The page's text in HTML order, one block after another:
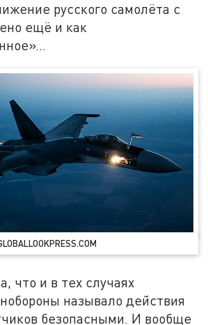
русского самолёта с
ещё и как
что и в тех случаях
называло действия
безопасными. И вообще